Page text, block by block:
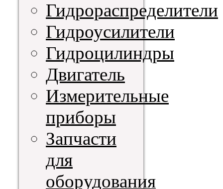
Гидрораспределители
Гидроусилители
Гидроцилиндры
Двигатель
Измерительные
приборы
Запчасти
для
оборудования